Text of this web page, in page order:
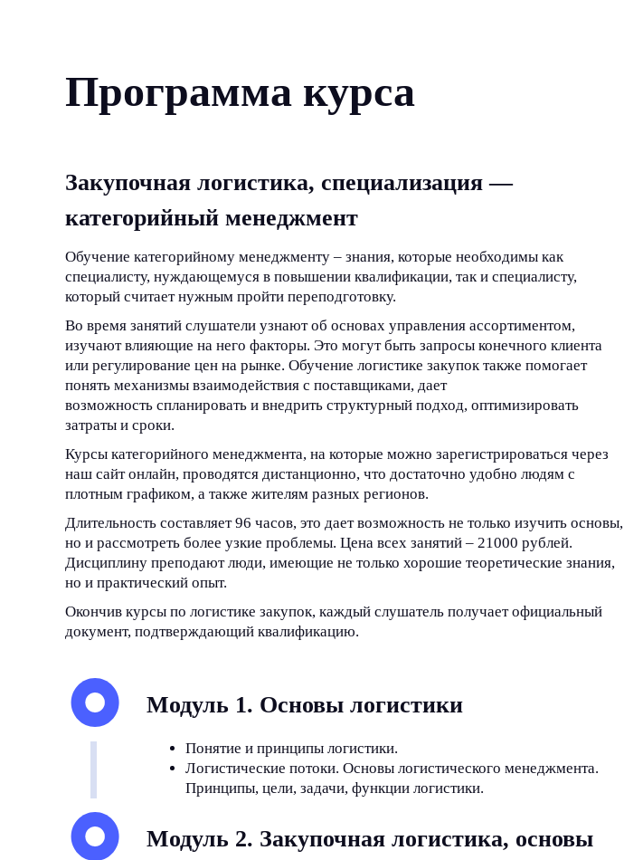
Программа курса
Закупочная логистика, специализация —
категорийный менеджмент
Обучение категорийному менеджменту – знания, которые необходимы как
специалисту, нуждающемуся в повышении квалификации, так и специалисту,
который считает нужным пройти переподготовку.
Во время занятий слушатели узнают об основах управления ассортиментом,
изучают влияющие на него факторы. Это могут быть запросы конечного клиента
или регулирование цен на рынке. Обучение логистике закупок также помогает
понять механизмы взаимодействия с поставщиками, дает
возможность спланировать и внедрить структурный подход, оптимизировать
затраты и сроки.
Курсы категорийного менеджмента, на которые можно зарегистрироваться через
наш сайт онлайн, проводятся дистанционно, что достаточно удобно людям с
плотным графиком, а также жителям разных регионов.
Длительность составляет 96 часов, это дает возможность не только изучить основы,
но и рассмотреть более узкие проблемы. Цена всех занятий – 21000 рублей.
Дисциплину преподают люди, имеющие не только хорошие теоретические знания,
но и практический опыт.
Окончив курсы по логистике закупок, каждый слушатель получает официальный
документ, подтверждающий квалификацию.
Модуль 1. Основы логистики
Понятие и принципы логистики.
Логистические потоки. Основы логистического менеджмента.
Принципы, цели, задачи, функции логистики.
Модуль 2. Закупочная логистика, основы